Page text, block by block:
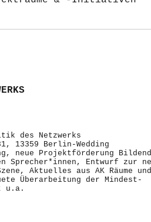
des Netzwerks
13359 Berlin-Wedding
neue Projektförderung
Entwurf zur
Aktuelles aus AK Räume und
Überarbeitung der Mindest-
u.a.